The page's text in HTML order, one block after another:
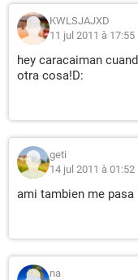
KWLSJAJXD
11 jul 2011 à 17:55
hey caracaiman
otra cosa!D:
geti
14 jul 2011 à 01:52
ami tambien me
na